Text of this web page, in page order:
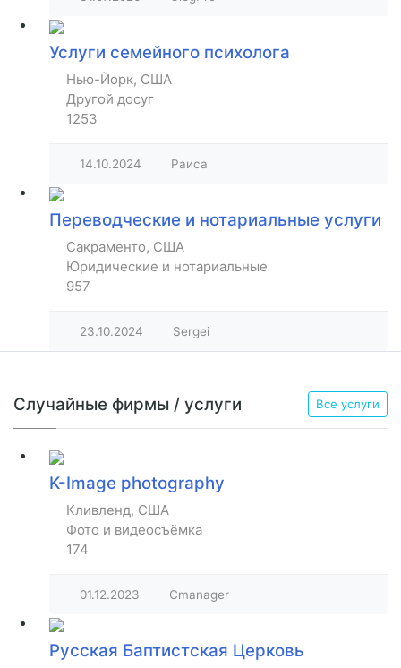
Услуги семейного психолога
Нью-Йорк, США
Другой досуг
1253
14.10.2024 Раиса
Переводческие и нотариальные услуги
Сакраменто, США
Юридические и нотариальные
957
23.10.2024 Sergei
Случайные фирмы / услуги Все услуги
K-Image photography
Кливленд, США
Фото и видеосъёмка
174
01.12.2023 Cmanager
Русская Баптистская Церковь